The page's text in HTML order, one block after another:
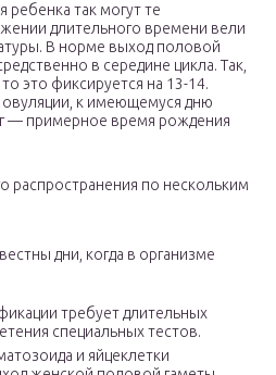
ребенка так могут те
длительного времени вели
В норме выход половой
в середине цикла. Так,
это фиксируется на 13-14.
к имеющемуся дню
— примерное время рождения
распространения по нескольким
дни, когда в организме
требует длительных
специальных тестов.
и яйцеклетки